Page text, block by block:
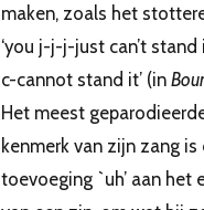
maken, zoals het
‘you j-j-j-just can’t stand
c-cannot stand it’ (in
Het meest
kenmerk van zijn zang is
toevoeging `uh’ aan het